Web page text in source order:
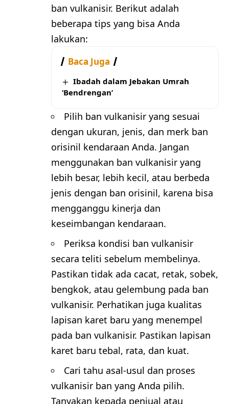
ban vulkanisir. Berikut adalah
beberapa tips yang bisa Anda
lakukan:
Baca Juga
Ibadah dalam Jebakan Umrah
‘Bendrengan’
Pilih ban vulkanisir yang sesuai
dengan ukuran, jenis, dan merk ban
orisinil kendaraan Anda. Jangan
menggunakan ban vulkanisir yang
lebih besar, lebih kecil, atau berbeda
jenis dengan ban orisinil, karena bisa
mengganggu kinerja dan
keseimbangan kendaraan.
Periksa kondisi ban vulkanisir
secara teliti sebelum membelinya.
Pastikan tidak ada cacat, retak, sobek,
bengkok, atau gelembung pada ban
vulkanisir. Perhatikan juga kualitas
lapisan karet baru yang menempel
pada ban vulkanisir. Pastikan lapisan
karet baru tebal, rata, dan kuat.
Cari tahu asal-usul dan proses
vulkanisir ban yang Anda pilih.
Tanyakan kepada penjual atau